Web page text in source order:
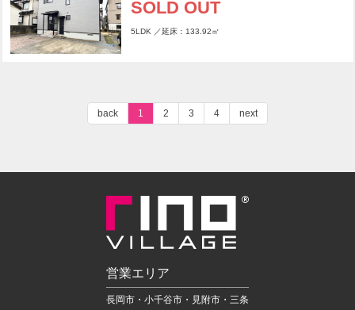
SOLD OUT
5LDK ／延床：133.92㎡
back 1 2 3 4 next
営業エリア
長岡市・小千谷市・見附市・三条